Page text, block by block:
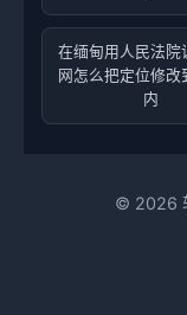
在缅甸用人民法院
网怎么把定位修改
内
© 2026